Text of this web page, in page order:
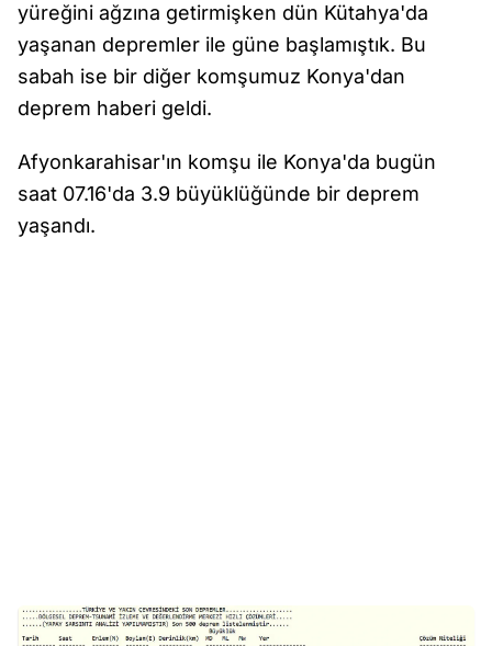
yüreğini ağzına getirmişken dün Kütahya'da
yaşanan depremler ile güne başlamıştık. Bu
sabah ise bir diğer komşumuz Konya'dan
deprem haberi geldi.
Afyonkarahisar'ın komşu ile Konya'da bugün
saat 07.16'da 3.9 büyüklüğünde bir deprem
yaşandı.